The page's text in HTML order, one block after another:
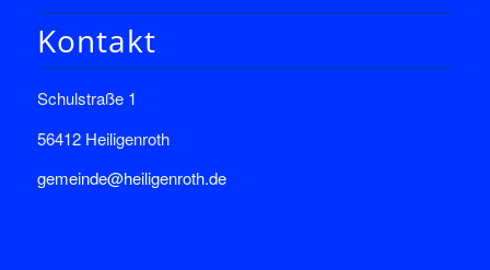
Kontakt
Schulstraße 1
56412 Heiligenroth
gemeinde@heiligenroth.de